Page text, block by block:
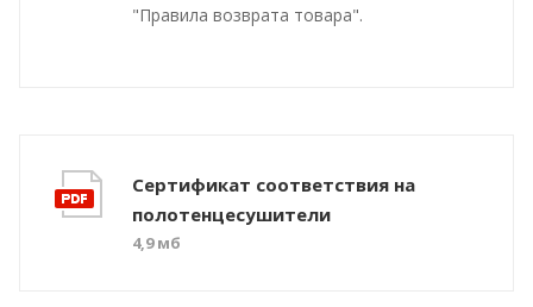
"Правила возврата товара".
Сертификат соответствия на
полотенцесушители
4,9 мб